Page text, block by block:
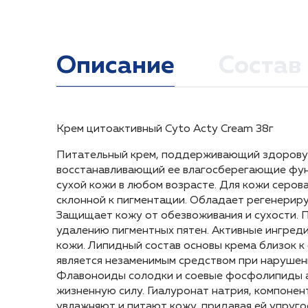
Описание
Крем цитоактивный Cyto Acty Cream 38г
Питательный крем, поддерживающий
восстанавливающий ее влагосберегающие
сухой кожи в любом возрасте. Для кожи
склонной к пигментации. Обладает
Защищает кожу от обезвоживания и сухости.
удалению пигментных пятен. Активные
кожи. Липидный состав основы крема близок
является незаменимым средством при
Флавоноиды солодки и соевые фосфолипиды
жизненную силу. Гиалуронат натрия,
АКТИВНЫЕ ИНГРЕДИЕНТЫ: Хиноктиол,
1. В домашнем уходе — используется после
лёгкими вбивающими движениями.
2. В кабинете косметолога — используется в
крема-маски. При использовании в качестве
разглаживающими движениями, распределять
Остатки крема вбить в кожу.
Крем цитоактивный Cyto Acty Cream 38г
Питательный крем, поддерживающий
восстанавливающий ее влагосберегающие
сухой кожи в любом возрасте. Для кожи
склонной к пигментации. Обладает
Защищает кожу от обезвоживания и сухости.
удалению пигментных пятен. Активные
кожи. Липидный состав основы крема близок
является незаменимым средством при
Флавоноиды солодки и соевые фосфолипиды
жизненную силу. Гиалуронат натрия,